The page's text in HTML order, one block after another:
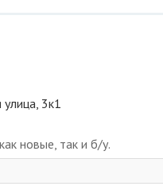
3к1
новые, так и б/у.